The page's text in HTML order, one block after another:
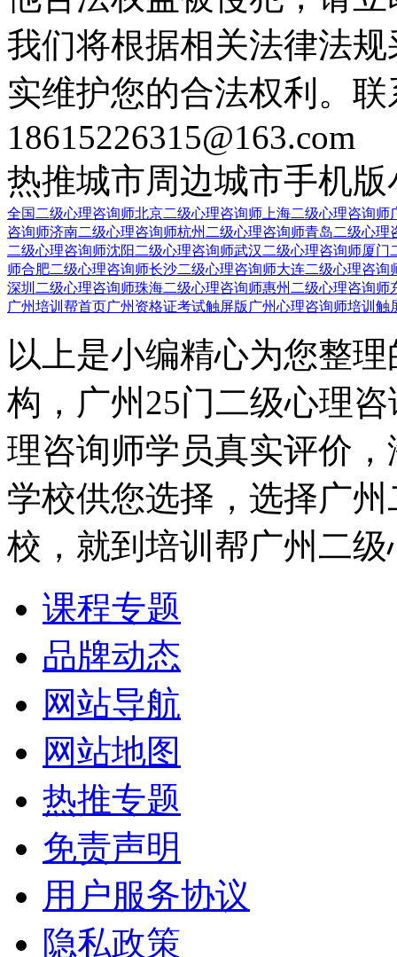
我们将根据相关法律法
实维护您的合法权利。
18615226315@163.com
热推城市周边城市手机版
全国二级心理咨询师北京二级心理咨询师 上海二级心理咨询师
咨询师济南二级心理咨询师杭州二级心理咨询师青岛二级心理
二级心理咨询师沈阳二级心理咨询师武汉二级心理咨询师厦门
师合肥二级心理咨询师长沙二级心理咨询师大连二级心理咨询
深圳二级心理咨询师珠海二级心理咨询师惠州二级心理咨询师
广州培训帮首页广州资格证考试触屏版 广州心理咨询师培训触
以上是小编精心为您整
构，广州25门二级心理
理咨询师学员真实评价
学校供您选择，选择广
校，就到培训帮广州二
课程专题
品牌动态
网站导航
网站地图
热推专题
免责声明
用户服务协议
隐私政策